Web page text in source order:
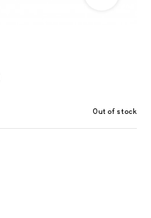
Out of stock